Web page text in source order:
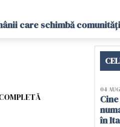
care schimbă comunități
04
în